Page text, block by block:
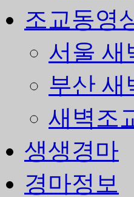
조교동영
서울 새
부산 새
새벽조
생생경마
경마정보